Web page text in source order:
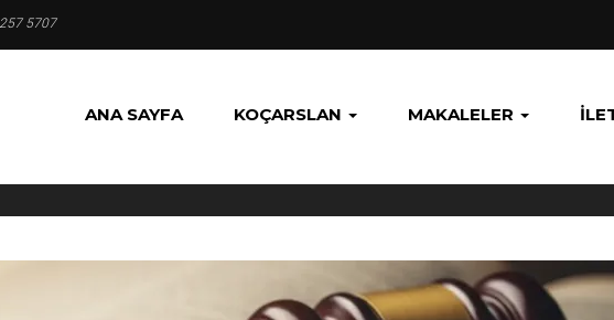
5707
ANA SAYFA KOÇARSLAN MAKALELER